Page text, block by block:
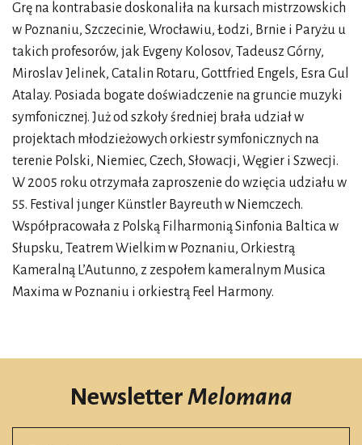
Grę na kontrabasie doskonaliła na kursach mistrzowskich
w Poznaniu, Szczecinie, Wrocławiu, Łodzi, Brnie i Paryżu u
takich profesorów, jak Evgeny Kolosov, Tadeusz Górny,
Miroslav Jelinek, Catalin Rotaru, Gottfried Engels, Esra Gul
Atalay. Posiada bogate doświadczenie na gruncie muzyki
symfonicznej. Już od szkoły średniej brała udział w
projektach młodzieżowych orkiestr symfonicznych na
terenie Polski, Niemiec, Czech, Słowacji, Węgier i Szwecji.
W 2005 roku otrzymała zaproszenie do wzięcia udziału w
55. Festival junger Künstler Bayreuth w Niemczech.
Współpracowała z Polską Filharmonią Sinfonia Baltica w
Słupsku, Teatrem Wielkim w Poznaniu, Orkiestrą
Kameralną L’Autunno, z zespołem kameralnym Musica
Maxima w Poznaniu i orkiestrą Feel Harmony.
NewsletterMelomana